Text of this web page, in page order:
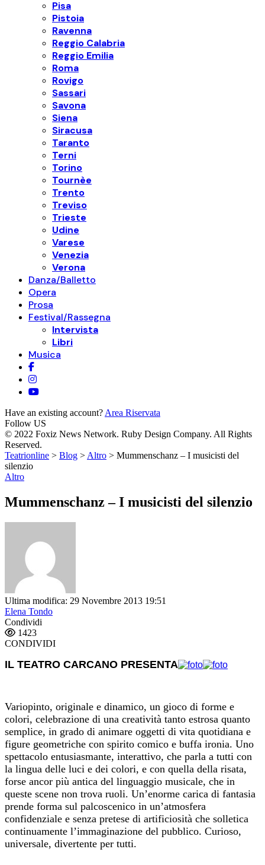
Pisa
Pistoia
Ravenna
Reggio Calabria
Reggio Emilia
Roma
Rovigo
Sassari
Savona
Siena
Siracusa
Taranto
Terni
Torino
Tournèe
Trento
Treviso
Trieste
Udine
Varese
Venezia
Verona
Danza/Balletto
Opera
Prosa
Festival/Rassegna
Intervista
Libri
Musica
Have an existing account? Area Riservata
Follow US
© 2022 Foxiz News Network. Ruby Design Company. All Rights
Reserved.
Teatrionline > Blog > Altro > Mummenschanz – I musicisti del
silenzio
Altro
Mummenschanz – I musicisti del silenzio
Ultima modifica: 29 Novembre 2013 19:51
Elena Tondo
Condividi
1423
CONDIVIDI
IL TEATRO CARCANO PRESENTA
Variopinto, originale e dinamico, un gioco di forme e
colori, celebrazione di una creatività tanto estrosa quanto
semplice, in grado di animare oggetti di vita quotidiana e
figure geometriche con spirito comico e buffa ironia. Uno
spettacolo entusiasmante, interattivo, che parla a tutti con
la lingua delle luci e dei colori, e con quella della risata,
forse ancor più antica del linguaggio musicale, che in
queste scene non trova ruoli. Un’enorme carica di fantasia
prende forma sul palcoscenico in un’atmosfera
confidenziale e senza pretese di artificiosità che solletica
continuamente l’immaginazione del pubblico. Curioso,
universale, divertente per tutti.